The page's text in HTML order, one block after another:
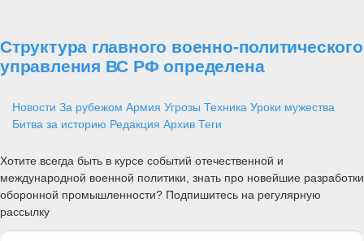
Структура главного военно-политического
управления ВС РФ определена
Новости За рубежом Армия Угрозы Техника Уроки мужества
Битва за историю Редакция Архив Теги
Хотите всегда быть в курсе событий отечественной и
международной военной политики, знать про новейшие разработки
оборонной промышленности? Подпишитесь на регулярную
рассылку